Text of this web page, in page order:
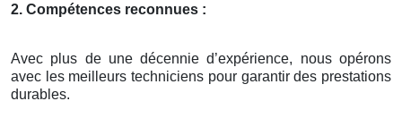
2. Compétences reconnues :
Avec plus de une décennie d’expérience, nous opérons
avec les meilleurs techniciens pour garantir des prestations
durables.